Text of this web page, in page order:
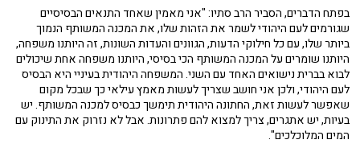
בפתח הדברים, הסביר הרב סתיו: "אני מאמין שאחד התנאים הבסיסיים
שגורמים לעם היהודי לשמר את הזהות שלו, את המכנה המשותף הנמוך
ביותר שלו, עם כל חילוקי הדעות, הגוונים והעדות השונות, זה היותנו משפחה,
היותנו שומרים על המכנה המשותף הכי בסיסי, היותנו משפחה אחת שיכולים
לבוא בברית נישואים האחד עם השני. המשפחה היהודית בעיניי היא הבסיס
לעם היהודי, ולכן אני חושב שצריך לעשות מאמץ עילאי כך שבכל מקום
שאפשר לעשות זאת, החתונה היהודית תימשך כבסיס למכנה המשותף. יש
בעיות, יש אתגרים, צריך למצוא להם פתרונות. אבל לא נזרוק את התינוק עם
המים המלוכלכים".